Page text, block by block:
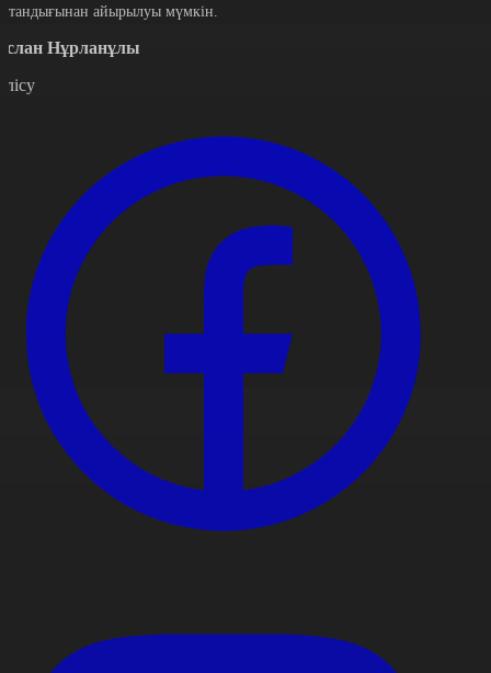
айырылуы мүмкін.
Нұрланұлы